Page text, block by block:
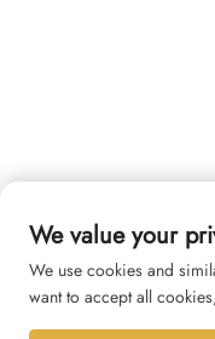
We value your
We use cookies and
want to accept all